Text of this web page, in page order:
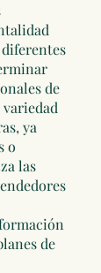
de
ya
o
las
de